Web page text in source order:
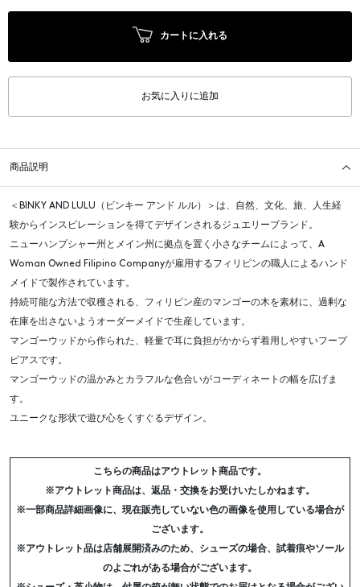
カートに入れる
お気に入りに追加
商品説明
＜BINKY AND LULU（ビンキー アンド ルル）＞は、自然、文化、旅、人生経
験からインスピレーションを得てデザインされるジュエリーブランド。
ニューハンプシャー州とメイン州に拠点を置く小さなチームによって、A
Woman Owned Filipino Companyが雇用するフィリピンの職人によるハンド
メイドで製作されています。
持続可能な方法で収穫される、フィリピン産のマンゴーの木を素材に、過剰な
在庫を出さないようオーダーメイドで生産しています。
マンゴーウッドから作られた、軽量で耳に負担がかからず着用しやすいフープ
ピアスです。
マンゴーウッドの温かみとカラフルな色合いがコーディネートの幅を広げま
す。
ユニークな形状で遊び心をくすぐるデザイン。
こちらの商品はアウトレット商品です。
※アウトレット商品は、返品・交換をお受けいたしかねます。
※一部商品詳細画像に、現在販売していない色の画像を使用している場合が
ございます。
※アウトレット品は店舗展開済みのため、シューズの場合、試着痕やソール
のよごれがある場合がございます。